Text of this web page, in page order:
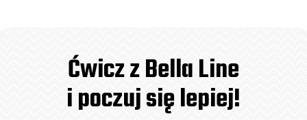
Ćwicz z Bella Line
i poczuj się lepiej!